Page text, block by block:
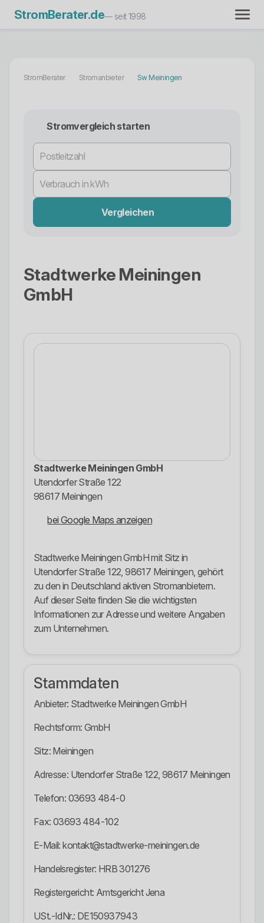
StromBerater.de— seit 1998
StromBerater Stromanbieter Sw Meiningen
Stromvergleich starten
Vergleichen
Stadtwerke Meiningen
GmbH
Stadtwerke Meiningen GmbH
Utendorfer Straße 122
98617 Meiningen
bei Google Maps anzeigen
Stadtwerke Meiningen GmbH mit Sitz in
Utendorfer Straße 122, 98617 Meiningen, gehört
zu den in Deutschland aktiven Stromanbietern.
Auf dieser Seite finden Sie die wichtigsten
Informationen zur Adresse und weitere Angaben
zum Unternehmen.
Stammdaten
Anbieter: Stadtwerke Meiningen GmbH
Rechtsform: GmbH
Sitz: Meiningen
Adresse: Utendorfer Straße 122, 98617 Meiningen
Telefon: 03693 484-0
Fax: 03693 484-102
E-Mail: kontakt@stadtwerke-meiningen.de
Handelsregister: HRB 301276
Registergericht: Amtsgericht Jena
USt.-IdNr.: DE150937943